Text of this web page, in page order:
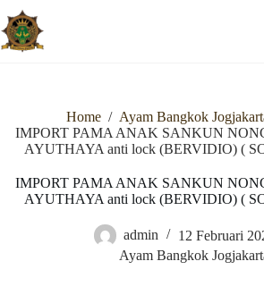
Skip
to
content
Home / Ayam Bangkok
IMPORT PAMA ANAK SANKUN
AYUTHAYA anti lock (BERVIDIO) (
IMPORT PAMA ANAK SANKUN
AYUTHAYA anti lock (BERVIDIO) (
admin
12 Februari
Ayam Bangkok